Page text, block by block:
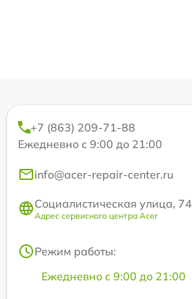
+7 (863) 209-71-88
Ежедневно с 9:00 до 21:00
info@acer-repair-center.ru
Социалистическая улица, 74
Адрес сервисного центра Acer
Режим работы:
Ежедневно с 9:00 до 21:00